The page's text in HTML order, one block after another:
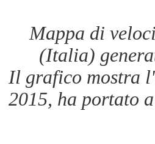
Mappa di
(Italia)
Il grafico mostra
2015, ha portato